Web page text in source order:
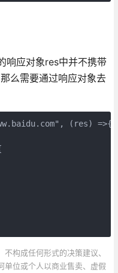
响应对象res中并不携带
么需要通过响应对象去
(res) =>{
构成任何形式的决策建议、
单位或个人以商业售卖、虚假